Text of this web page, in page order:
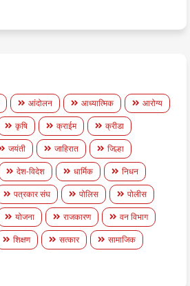
आंदोलन आध्यात्मिक
आरोग्य
कृषि क्राईम
क्रीडा
जयंती जाहिरात
जिल्हा
देश-विदेश धार्मिक
निधन
पत्रकार संघ पोलिस
पोलीस
योजना राजकारण
वन विभाग
शिक्षण सत्कार
सामाजिक